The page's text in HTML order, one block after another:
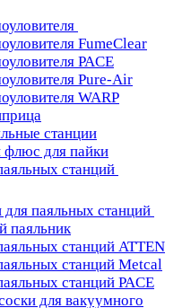
FumeClear
PACE
Pure-Air
WARP
станции
для пайки
станций
паяльных станций
паяльник
станций ATTEN
станций Metcal
станций PACE
для вакуумного